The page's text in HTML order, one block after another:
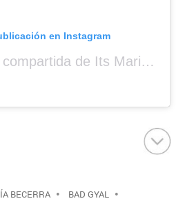
en Instagram
Una publicación compartida de Its Mariah Baby (@mariahangeliq)
BECERRA • BAD GYAL •